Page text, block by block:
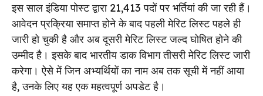
इस साल इंडिया पोस्ट द्वारा 21,413 पदों पर भर्तियां की जा रही हैं।
आवेदन प्रक्रिया समाप्त होने के बाद पहली मेरिट लिस्ट पहले ही
जारी हो चुकी है और अब दूसरी मेरिट लिस्ट जल्द घोषित होने की
उम्मीद है। इसके बाद भारतीय डाक विभाग तीसरी मेरिट लिस्ट जारी
करेगा। ऐसे में जिन अभ्यर्थियों का नाम अब तक सूची में नहीं आया
है, उनके लिए यह एक महत्वपूर्ण अपडेट है।